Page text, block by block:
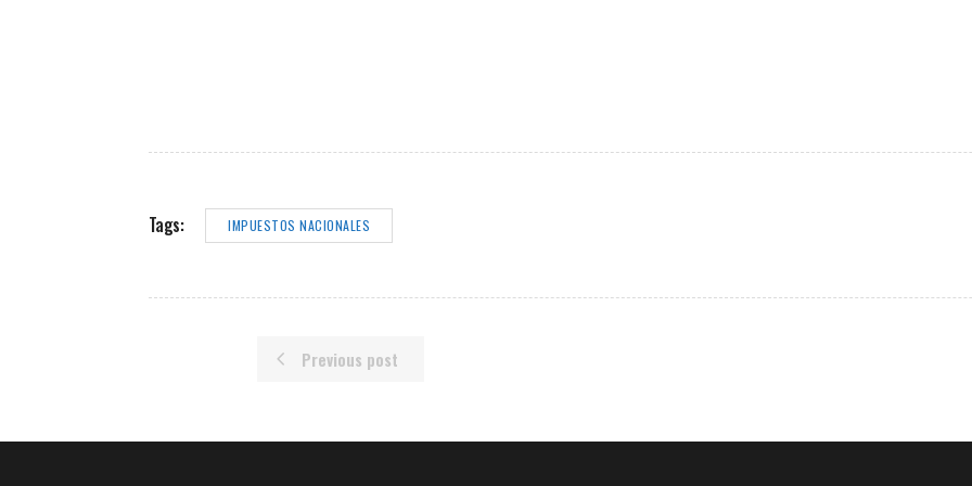
Tags: IMPUESTOS NACIONALES
Previous post